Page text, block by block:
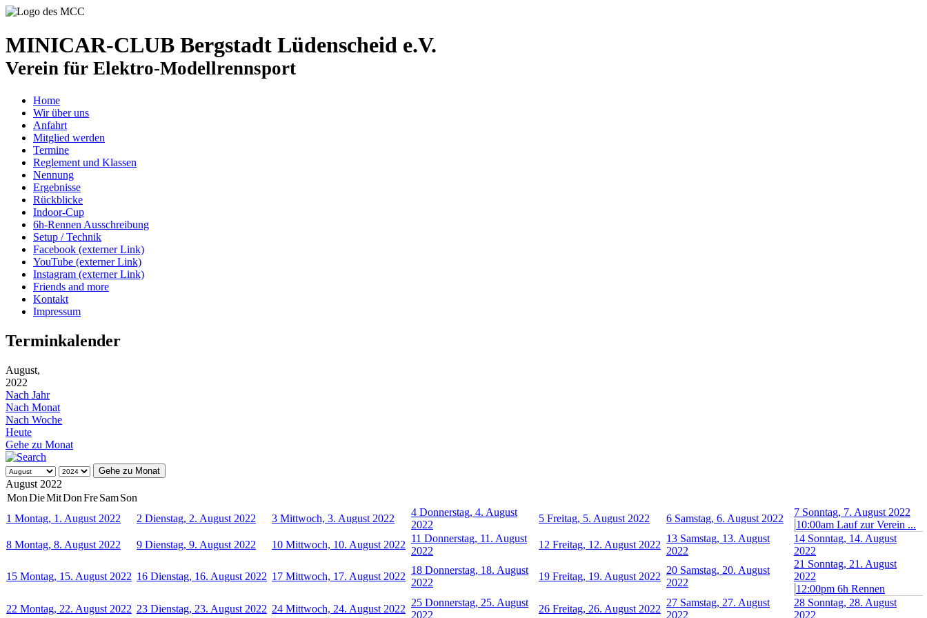
MINICAR-CLUB Bergstadt Lüdenscheid e.V.
Verein für Elektro-Modellrennsport
Home
Wir über uns
Anfahrt
Mitglied werden
Termine
Reglement und Klassen
Nennung
Ergebnisse
Rückblicke
Indoor-Cup
6h-Rennen Ausschreibung
Setup / Technik
Facebook (externer Link)
YouTube (externer Link)
Instagram (externer Link)
Friends and more
Kontakt
Impressum
Terminkalender
August,
2022
Nach Jahr
Nach Monat
Nach Woche
Heute
Gehe zu Monat
Gehe zu Monat
August 2022
MonDieMitDonFreSamSon
1 Montag, 1. August 2022 2 Dienstag, 2. August 2022 3 Mittwoch, 3. August 2022
4 Donnerstag, 4. August
2022
5 Freitag, 5. August 2022 6 Samstag, 6. August 2022
7 Sonntag, 7. August 2022
10:00am Lauf zur Verein ...
8 Montag, 8. August 2022 9 Dienstag, 9. August 2022 10 Mittwoch, 10. August 2022
11 Donnerstag, 11. August
2022
12 Freitag, 12. August 2022
13 Samstag, 13. August
2022
14 Sonntag, 14. August
2022
15 Montag, 15. August 2022 16 Dienstag, 16. August 2022 17 Mittwoch, 17. August 2022
18 Donnerstag, 18. August
2022
19 Freitag, 19. August 2022
20 Samstag, 20. August
2022
21 Sonntag, 21. August
2022
12:00pm 6h Rennen
22 Montag, 22. August 2022 23 Dienstag, 23. August 2022 24 Mittwoch, 24. August 2022
25 Donnerstag, 25. August
2022
26 Freitag, 26. August 2022
27 Samstag, 27. August
2022
28 Sonntag, 28. August
2022